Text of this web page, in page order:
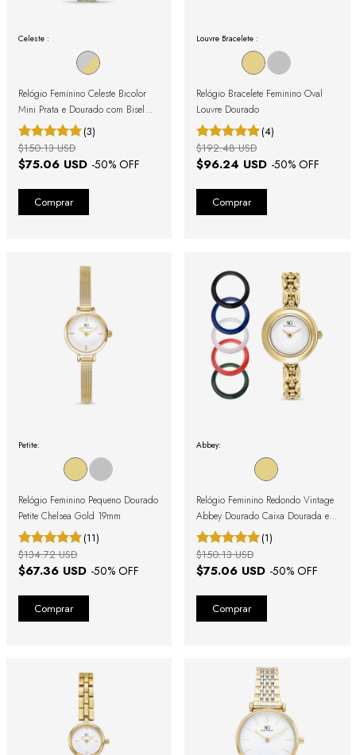
Celeste :
Relógio Feminino Celeste Bicolor
Mini Prata e Dourado com Bisel
Canelado
(3)
$75.06 USD -50% OFF
$150.13 USD
Louvre Bracelete :
Relógio Bracelete Feminino Oval
Louvre Dourado
(4)
$96.24 USD -50% OFF
$192.48 USD
Petite:
Relógio Feminino Pequeno Dourado
Petite Chelsea Gold 19mm
(11)
$67.36 USD -50% OFF
$134.72 USD
Abbey:
Relógio Feminino Redondo Vintage
Abbey Dourado Caixa Dourada e
Bisel Removível (1)
$75.06 USD -50% OFF
$150.13 USD